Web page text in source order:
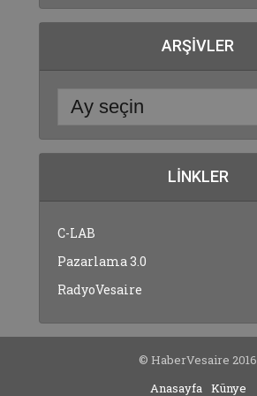
ARŞIVLER
LINKLER
C-LAB
Pazarlama 3.0
RadyoVesaire
© HaberVesaire 2016
Anasayfa Künye